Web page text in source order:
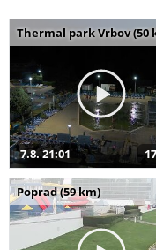
Thermal park Vrbov (50
7.8. 21:01
Poprad (59 km)